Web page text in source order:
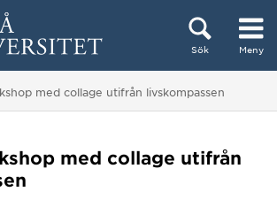
innehållet
Sök Meny
med collage utifrån livskompassen
med collage utifrån